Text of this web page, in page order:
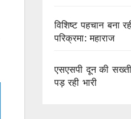
विशिष्ट पहचान बना
परिक्रमा: महाराज
एसएसपी दून की
पड़ रही भारी